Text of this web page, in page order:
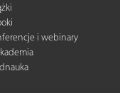
i webinary